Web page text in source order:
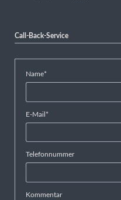
Call-Back-Service
Pflichtfeld
Name*
Pflichtfeld
E-Mail *
Telefonnummer
Kommentar